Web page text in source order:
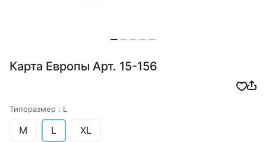
Карта Европы Арт. 15-156
Типоразмер : L
M L XL